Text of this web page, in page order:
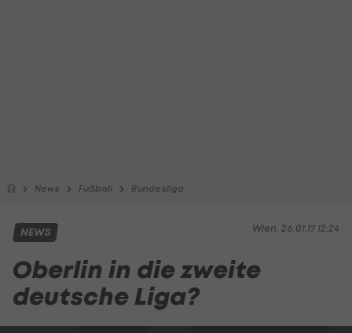
News Fußball Bundesliga
Wien, 26.01.17 12:24
NEWS
Oberlin in die zweite
deutsche Liga?